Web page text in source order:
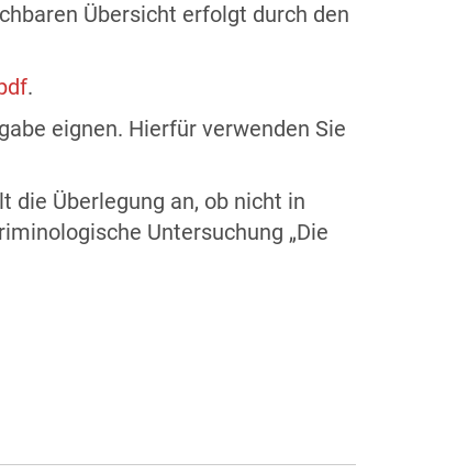
Übersicht erfolgt durch den
.
eignen. Hierfür verwenden Sie
die Überlegung an, ob nicht in
Untersuchung „Die